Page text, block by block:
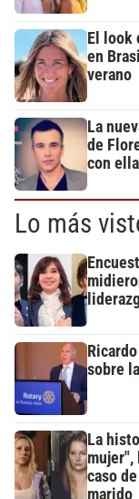
El look
en
verano
La
de
con
Lo más
sobre
La
mujer",
caso
marido